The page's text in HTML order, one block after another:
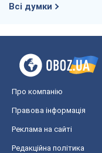
Всі думки
Про компанію
Правова інформація
Реклама на сайті
Редакційна політика